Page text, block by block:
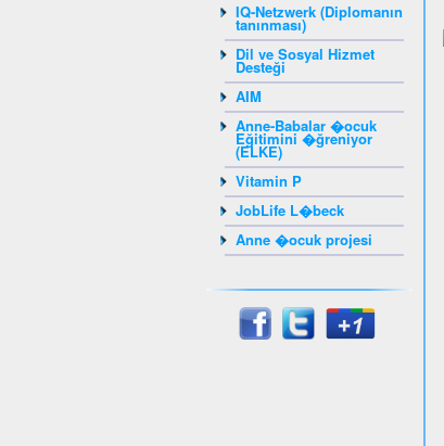
IQ-Netzwerk (Diplomanın
tanınması)
Dil ve Sosyal Hizmet
Desteği
AIM
Anne-Babalar �ocuk
Eğitimini �ğreniyor
(ELKE)
Vitamin P
JobLife L�beck
Anne �ocuk projesi